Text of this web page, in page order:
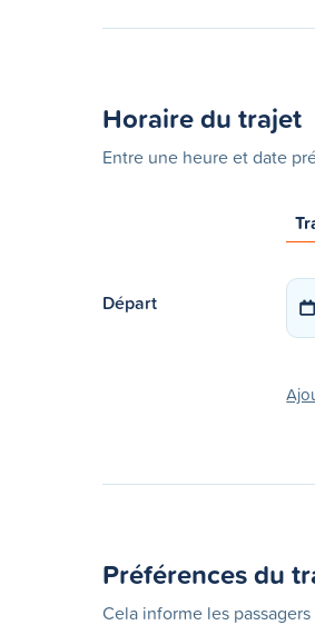
Horaire du trajet
Entre une heure et date
Départ
Préférences du
Cela informe les